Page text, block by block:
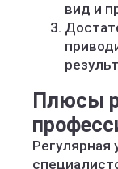
вид и
Плюсы
Регулярная